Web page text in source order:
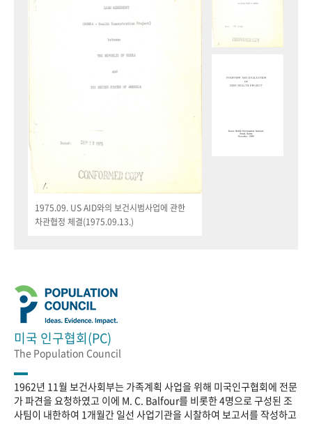
1975.09. US AID와의 보건시범사업에 관한
차관협정 체결(1975.09.13.)
미국 인구협회(PC)
The Population Council
1962년 11월 보건사회부는 가족계획 사업을 위해 미국인구협회에 전문
가 파견을 요청하였고 이에 M. C. Balfour를 비롯한 4명으로 구성된 조
사팀이 내한하여 1개월간 일선 사업기관을 시찰하여 보고서를 작성하고